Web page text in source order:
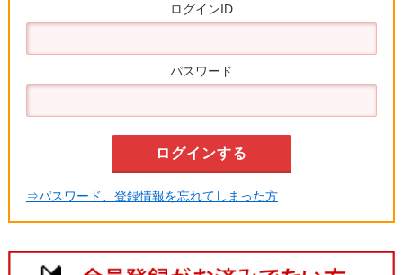
ログインID
パスワード
⇒パスワード、登録情報を忘れてしまった方